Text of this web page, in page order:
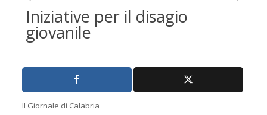
Iniziative per il disagio
giovanile
Il Giornale di Calabria